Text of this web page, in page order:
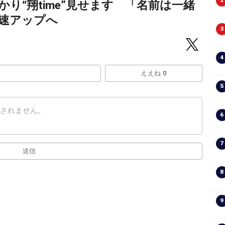
り“翔time”見せます 「名前は一緒
アップへ
ええね 0
送信
3
4
5
6
7
8
9